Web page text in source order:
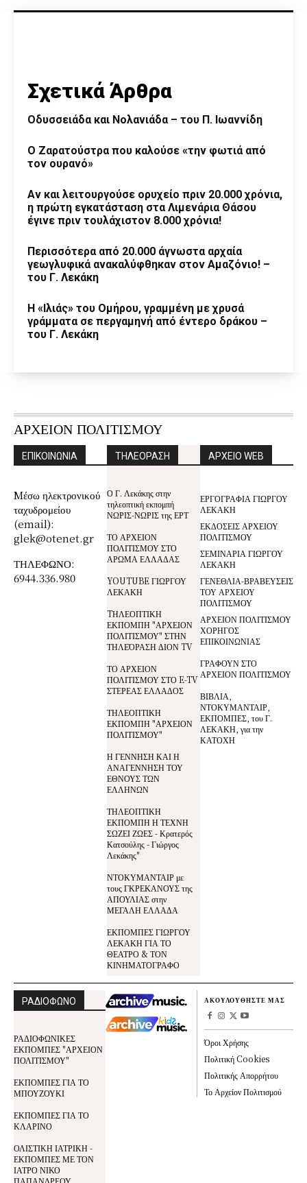
Σχετικά Άρθρα
Οδυσσειάδα και Νολανιάδα – του Π. Ιωαννίδη
Ο Ζαρατούστρα που καλούσε «την φωτιά από
τον ουρανό»
Αν και λειτουργούσε ορυχείο πριν 20.000 χρόνια,
η πρώτη εγκατάσταση στα Λιμενάρια Θάσου
έγινε πριν τουλάχιστον 8.000 χρόνια!
Περισσότερα από 20.000 άγνωστα αρχαία
γεωγλυφικά ανακαλύφθηκαν στον Αμαζόνιο! –
του Γ. Λεκάκη
Η «Ιλιάς» του Ομήρου, γραμμένη με χρυσά
γράμματα σε περγαμηνή από έντερο δράκου –
του Γ. Λεκάκη
ΑΡΧΕΙΟΝ ΠΟΛΙΤΙΣΜΟΥ
ΕΠΙΚΟΙΝΩΝΙΑ
Mέσω ηλεκτρονικού
ταχυδρομείου
(email):
glek@otenet.gr
ΤΗΛΕΦΩΝΟ:
6944.336.980
ΤΗΛΕΟΡΑΣΗ
Ο Γ. Λεκάκης στην
τηλεοπτική εκπομπή
ΝΩΡΙΣ-ΝΩΡΙΣ της ΕΡΤ
ΤΟ ΑΡΧΕΙΟΝ
ΠΟΛΙΤΙΣΜΟΥ ΣΤΟ
ΑΡΩΜΑ ΕΛΛΑΔΑΣ
YOUTUBE ΓΙΩΡΓΟΥ
ΛΕΚΑΚΗ
TΗΛΕΟΠΤΙΚΗ
ΕΚΠΟΜΠΗ "ΑΡΧΕΙΟΝ
ΠΟΛΙΤΙΣΜΟΥ" ΣΤΗΝ
ΤΗΛΕΌΡΑΣΗ ΔΙΟΝ TV
ΤΟ ΑΡΧΕΙΟΝ
ΠΟΛΙΤΙΣΜΟΥ ΣΤΟ E-TV
ΣΤΕΡΕΑΣ ΕΛΛΑΔΟΣ
ΤΗΛΕΟΠΤΙΚΗ
ΕΚΠΟΜΠΗ "ΑΡΧΕΙΟΝ
ΠΟΛΙΤΙΣΜΟΥ"
Η ΓΕΝΝΗΣΗ ΚΑΙ Η
ΑΝΑΓΕΝΝΗΣΗ ΤΟΥ
ΕΘΝΟΥΣ ΤΩΝ
ΕΛΛΗΝΩΝ
ΤΗΛΕΟΠΤΙΚΗ
ΕΚΠΟΜΠΗ Η ΤΕΧΝΗ
ΣΩΖΕΙ ΖΩΕΣ - Κρατερός
Κατσούλης - Γιώργος
Λεκάκης"
ΝΤΟΚΥΜΑΝΤΑΙΡ με
τους ΓΚΡΕΚΑΝΟΥΣ της
ΑΠΟΥΛΙΑΣ στην
ΜΕΓΑΛΗ ΕΛΛΑΔΑ
ΕΚΠΟΜΠΕΣ ΓΙΩΡΓΟΥ
ΛΕΚΑΚΗ ΓΙΑ ΤΟ
ΘΕΑΤΡΟ & ΤΟΝ
ΚΙΝΗΜΑΤΟΓΡΑΦΟ
ΑΡΧΕΙΟ WEB
ΕΡΓΟΓΡΑΦΙΑ ΓΙΩΡΓΟΥ
ΛΕΚΑΚΗ
ΕΚΔΟΣΕΙΣ ΑΡΧΕΙΟΥ
ΠΟΛΙΤΙΣΜΟΥ
ΣΕΜΙΝΑΡΙΑ ΓΙΩΡΓΟΥ
ΛΕΚΑΚΗ
ΓΕΝΕΘΛΙΑ-ΒΡΑΒΕΥΣΕΙΣ
ΤΟΥ ΑΡΧΕΙΟΥ
ΠΟΛΙΤΙΣΜΟΥ
ΑΡΧΕΙΟΝ ΠΟΛΙΤΙΣΜΟΥ
ΧΟΡΗΓΟΣ
ΕΠΙΚΟΙΝΩΝΙΑΣ
ΓΡΑΦΟΥΝ ΣΤΟ
ΑΡΧΕΙΟΝ ΠΟΛΙΤΙΣΜΟΥ
ΒΙΒΛΙΑ,
ΝΤΟΚΥΜΑΝΤΑΙΡ,
ΕΚΠΟΜΠΕΣ, του Γ.
ΛΕΚΑΚΗ, για την
ΚΑΤΟΧΗ
ΡΑΔΙΟΦΩΝΟ
ΡΑΔΙΟΦΩΝΙΚΕΣ
ΕΚΠΟΜΠΕΣ "ΑΡΧΕΙΟΝ
ΠΟΛΙΤΙΣΜΟΥ"
ΕΚΠΟΜΠΕΣ ΓΙΑ ΤΟ
ΜΠΟΥΖΟΥΚΙ
ΕΚΠΟΜΠΕΣ ΓΙΑ ΤΟ
ΚΛΑΡΙΝΟ
ΟΛΙΣΤΙΚΗ ΙΑΤΡΙΚΗ -
ΕΚΠΟΜΠΕΣ ΜΕ ΤΟΝ
ΙΑΤΡΟ ΝΙΚΟ
ΑΚΟΥΛΟΥΘΗΣΤΕ ΜΑΣ
Όροι Χρήσης
Πολιτική Cookies
Πολιτικής Απορρήτου
Το Αρχείον Πολιτισμού